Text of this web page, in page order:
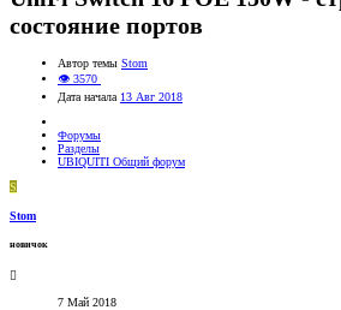
состояние портов
Автор темы Stom
👁 3570
Дата начала 13 Авг 2018
Форумы
Разделы
UBIQUITI Общий форум
S
Stom
новичок
7 Май 2018